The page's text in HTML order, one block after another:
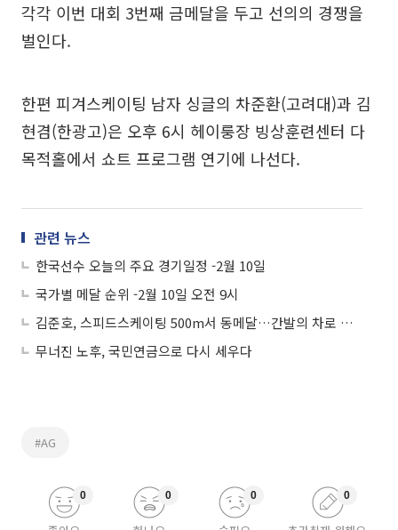
각각 이번 대회 3번째 금메달을 두고 선의의 경쟁을
벌인다.
한편 피겨스케이팅 남자 싱글의 차준환(고려대)과 김
현겸(한광고)은 오후 6시 헤이룽장 빙상훈련센터 다
목적홀에서 쇼트 프로그램 연기에 나선다.
관련 뉴스
한국선수 오늘의 주요 경기일정 -2월 10일
국가별 메달 순위 -2월 10일 오전 9시
김준호, 스피드스케이팅 500m서 동메달…간발의 차로 아쉬움 삼켜
무너진 노후, 국민연금으로 다시 세우다
#AG
0 0 0 0